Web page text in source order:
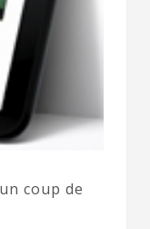
coup de